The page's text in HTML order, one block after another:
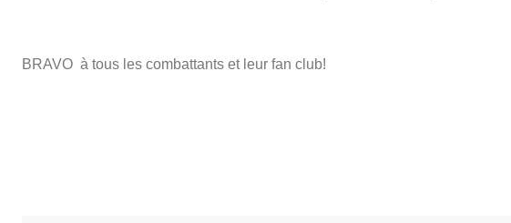
BRAVO à tous les combattants et leur fan club!